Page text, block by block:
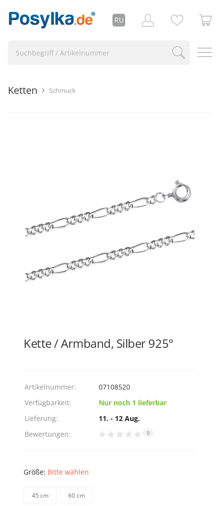
RU
Schmuck
Ketten
Kette / Armband, Silber 925°
Artikelnummer:
07108520
Verfügbarkeit:
Nur noch 1 lieferbar
Lieferung:
11. - 12 Aug.
Bewertungen:
0
Größe: Bitte wählen
45 cm 60 cm